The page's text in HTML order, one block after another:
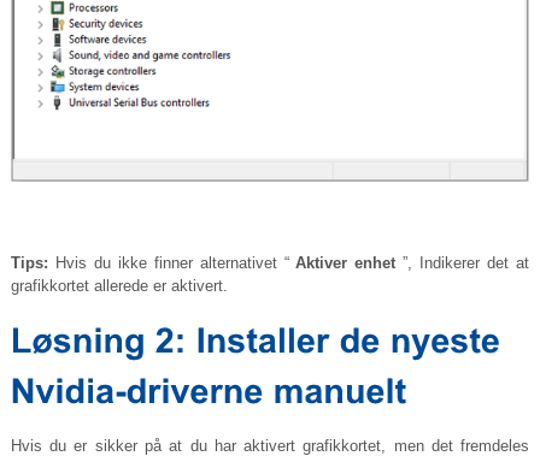
Tips: Hvis du ikke finner alternativet “Aktiver enhet ”, Indikerer det at
grafikkortet allerede er aktivert.
Hvis du er sikker på at du har aktivert grafikkortet, men det fremdeles